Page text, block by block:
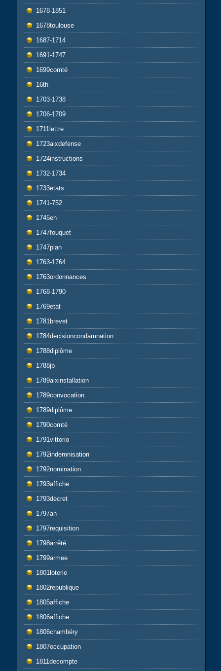
1678-1851
1678toulouse
1687-1714
1691-1747
1699comté
16th
1703-1738
1706-1709
1711lettre
1723aixdefense
1724instructions
1732-1734
1733etats
1741-752
1745en
1747fouquet
1747plan
1763-1764
1763ordonnances
1768-1790
1769etat
1781brevet
1784decisioncondamnation
1788diplôme
1788jb
1789aixinstallation
1789convocation
1789diplôme
1790comté
1791vittorio
1792indemnisation
1792nomination
1793affiche
1793decret
1797an
1797requisition
1798arrêté
1799armee
1801loterie
1802republique
1805affiche
1806affiche
1806chambéry
1807occupation
1811decompte